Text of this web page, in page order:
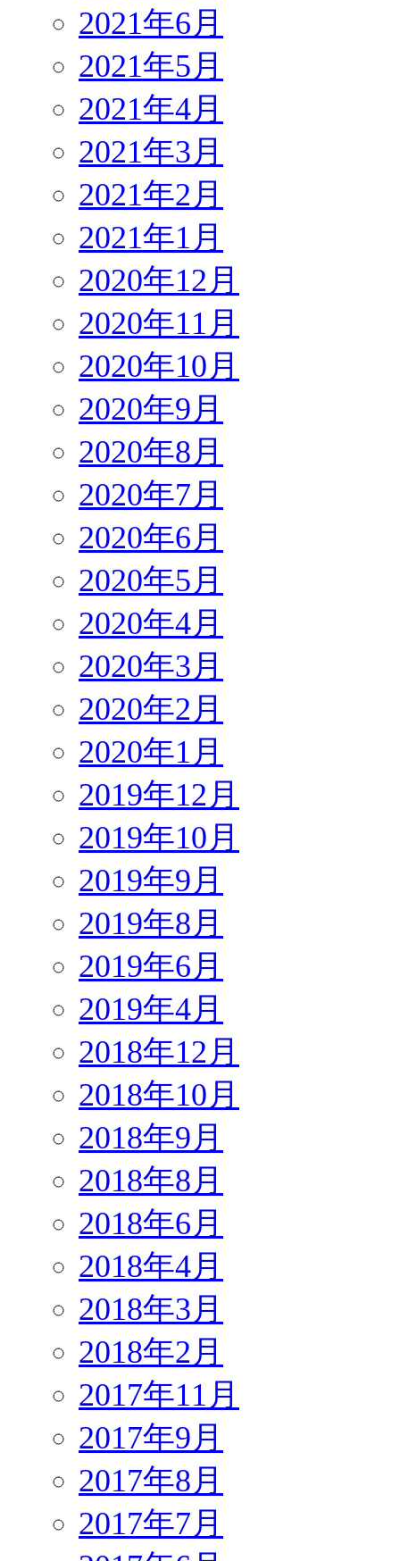
2021年6月
2021年5月
2021年4月
2021年3月
2021年2月
2021年1月
2020年12月
2020年11月
2020年10月
2020年9月
2020年8月
2020年7月
2020年6月
2020年5月
2020年4月
2020年3月
2020年2月
2020年1月
2019年12月
2019年10月
2019年9月
2019年8月
2019年6月
2019年4月
2018年12月
2018年10月
2018年9月
2018年8月
2018年6月
2018年4月
2018年3月
2018年2月
2017年11月
2017年9月
2017年8月
2017年7月